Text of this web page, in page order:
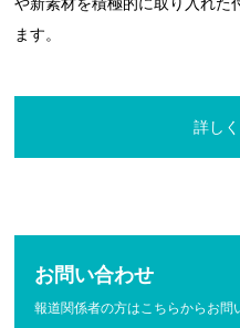
ます。
詳し
お問い合わせ
報道関係者の方はこちらからお問